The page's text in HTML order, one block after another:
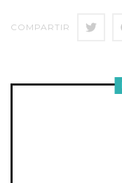
COMPARTIR